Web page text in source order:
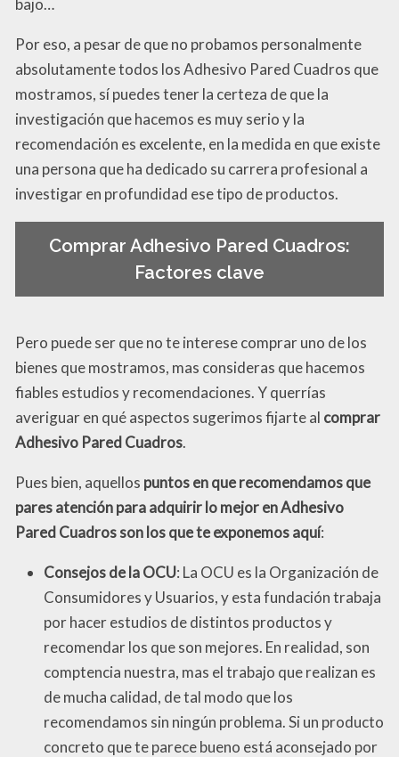
Por eso, a pesar de que no probamos personalmente
absolutamente todos los Adhesivo Pared Cuadros que
mostramos, sí puedes tener la certeza de que la
investigación que hacemos es muy serio y la
recomendación es excelente, en la medida en que existe
una persona que ha dedicado su carrera profesional a
investigar en profundidad ese tipo de productos.
Comprar Adhesivo Pared Cuadros:
Factores clave
Pero puede ser que no te interese comprar uno de los
bienes que mostramos, mas consideras que hacemos
fiables estudios y recomendaciones. Y querrías
averiguar en qué aspectos sugerimos fijarte al comprar
Adhesivo Pared Cuadros.
Pues bien, aquellos puntos en que recomendamos que
pares atención para adquirir lo mejor en Adhesivo
Pared Cuadros son los que te exponemos aquí:
Consejos de la OCU: La OCU es la Organización de
Consumidores y Usuarios, y esta fundación trabaja
por hacer estudios de distintos productos y
recomendar los que son mejores. En realidad, son
comptencia nuestra, mas el trabajo que realizan es
de mucha calidad, de tal modo que los
recomendamos sin ningún problema. Si un producto
concreto que te parece bueno está aconsejado por